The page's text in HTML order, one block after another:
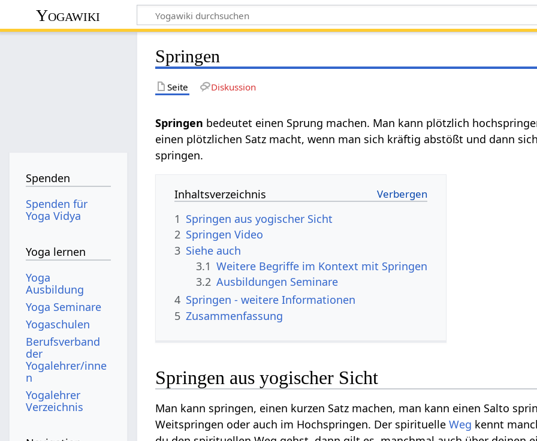
Yogawiki
Springen
Seite Diskussion
bedeutet einen Sprung machen. Man kann plötzlich
einen plötzlichen Satz macht, wenn man sich kräftig abstößt und dann
springen.
Inhaltsverzeichnis
1 Springen aus yogischer Sicht
2
Springen‏‎ Video
3 Siehe auch
3.1
3.2 Ausbildungen Seminare
4
Springen‏‎ - weitere Informationen
5 Zusammenfassung
Springen aus yogischer Sicht
Man kann springen, einen kurzen Satz machen, man kann einen Salto
Weitspringen oder auch im Hochspringen. Der spirituelleWeg kennt
Spenden
Spenden für
Yoga Vidya
Yoga lernen
Yoga
Ausbildung
Yoga Seminare
Yogaschulen
Berufsverband
der
Yogalehrer/inne
n
Yogalehrer
Verzeichnis